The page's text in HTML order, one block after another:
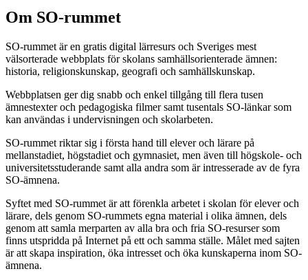
Om SO-rummet
SO-rummet är en gratis digital lärresurs och Sveriges mest
välsorterade webbplats för skolans samhällsorienterade ämnen:
historia, religionskunskap, geografi och samhällskunskap.
Webbplatsen ger dig snabb och enkel tillgång till flera tusen
ämnestexter och pedagogiska filmer samt tusentals SO-länkar som
kan användas i undervisningen och skolarbeten.
SO-rummet riktar sig i första hand till elever och lärare på
mellanstadiet, högstadiet och gymnasiet, men även till högskole- och
universitetsstuderande samt alla andra som är intresserade av de fyra
SO-ämnena.
Syftet med SO-rummet är att förenkla arbetet i skolan för elever och
lärare, dels genom SO-rummets egna material i olika ämnen, dels
genom att samla merparten av alla bra och fria SO-resurser som
finns utspridda på Internet på ett och samma ställe. Målet med sajten
är att skapa inspiration, öka intresset och öka kunskaperna inom SO-
ämnena.